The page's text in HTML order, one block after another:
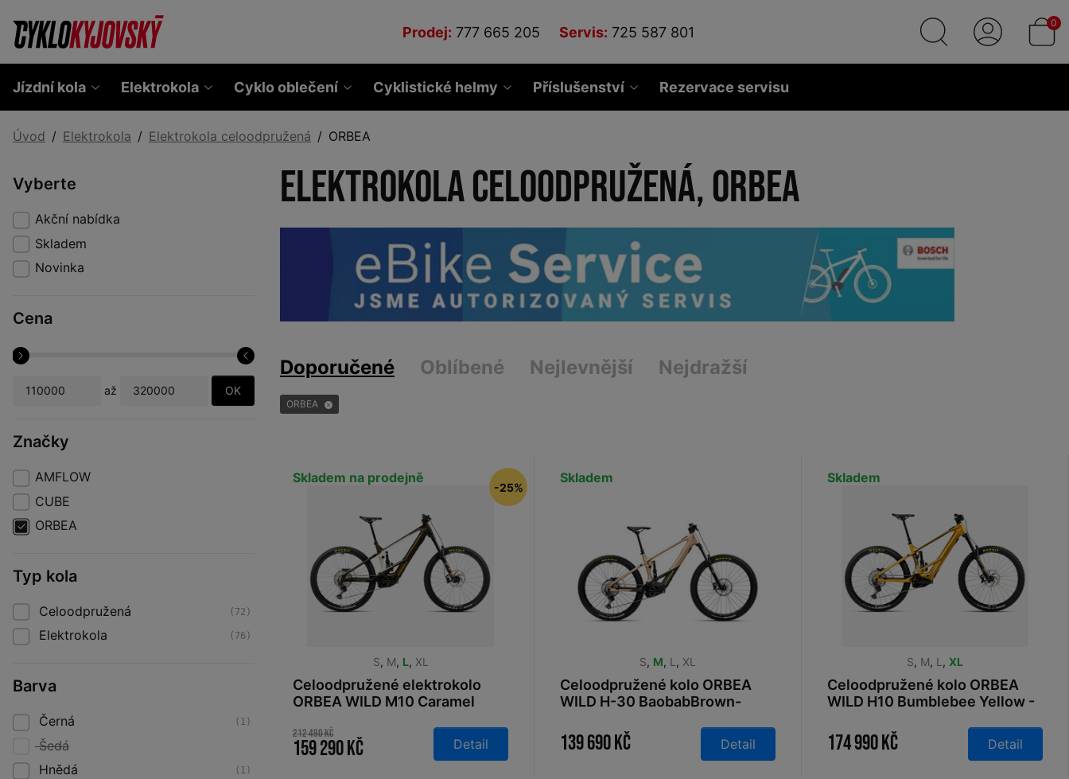
Prodej: 777 665 205 Servis: 725 587 801
0
Jízdní kola Elektrokola Cyklo oblečení Cyklistické helmy Příslušenství Rezervace servisu
Úvod Elektrokola Elektrokola celoodpružená ORBEA
Elektrokola celoodpružená, ORBEA
Doporučené Oblíbené Nejlevnější Nejdražší
ORBEA
Skladem na prodejně
S, M, L, XL
Celoodpružené elektrokolo
ORBEA WILD M10 Caramel
2026
-25%
212 490 Kč
159 290 Kč Detail
Skladem
S, M, L , XL
Celoodpružené kolo ORBEA
WILD H-30 BaobabBrown-
139 690 Kč Detail
Skladem
S, M, L , XL
Celoodpružené kolo ORBEA
WILD H10 Bumblebee Yellow -
2026
174 990 Kč Detail
Vyberte
Akční nabídka
Skladem
Novinka
Cena
až OK
Značky
AMFLOW
CUBE
ORBEA
Typ kola
Celoodpružená (72)
Elektrokola (76)
Barva
Černá (1)
Šedá
Hnědá
(1)